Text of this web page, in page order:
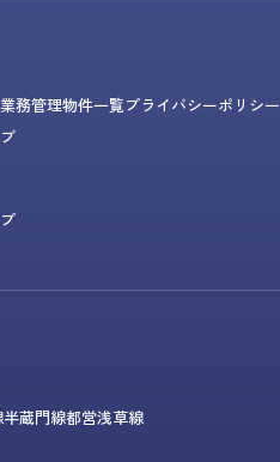
務管理物件一覧プライバシーポリシー
半蔵門線都営浅草線